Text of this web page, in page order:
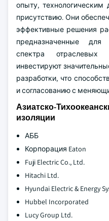
опыту,
присутствию. Они
эффективные решения
предназначенные для
спектра
инвестируют
разработки, что
и согласованию с
Азиатско-
изоляции
АББ
Корпорация Eaton
Fuji Electric Co., Ltd.
Hitachi Ltd.
Hyundai Electric & Energy
Hubbel Incorporated
Lucy Group Ltd.